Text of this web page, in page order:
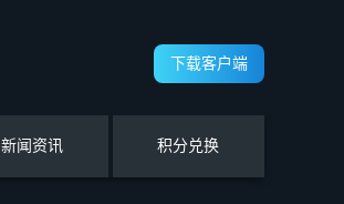
下载客户端
新闻资讯 积分兑换